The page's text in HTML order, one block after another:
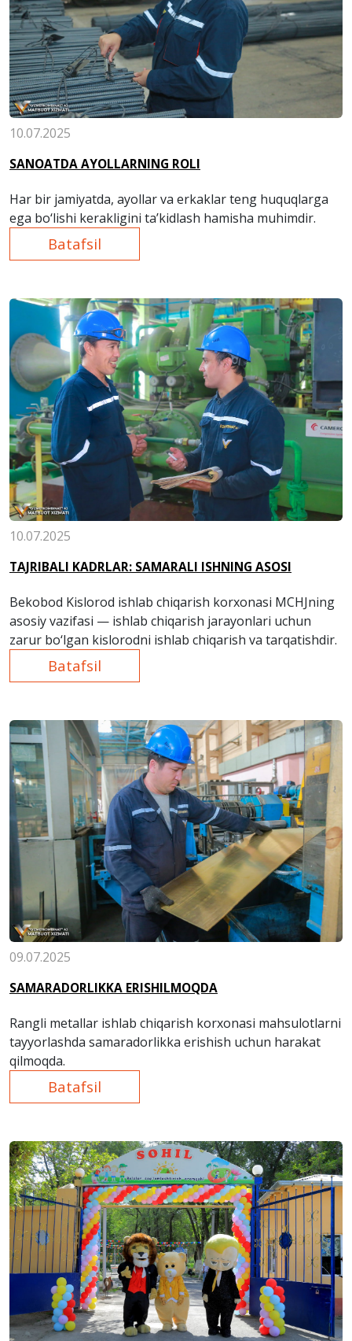
10.07.2025
SANOATDA AYOLLARNING ROLI
Har bir jamiyatda, ayollar va erkaklar teng huquqlarga
ega bo‘lishi kerakligini ta’kidlash hamisha muhimdir.
Batafsil
10.07.2025
TAJRIBALI KADRLAR: SAMARALI ISHNING ASOSI
Bekobod Kislorod ishlab chiqarish korxonasi MCHJning
asosiy vazifasi — ishlab chiqarish jarayonlari uchun
zarur bo‘lgan kislorodni ishlab chiqarish va tarqatishdir.
Batafsil
09.07.2025
SAMARADORLIKKA ERISHILMOQDA
Rangli metallar ishlab chiqarish korxonasi mahsulotlarni
tayyorlashda samaradorlikka erishish uchun harakat
qilmoqda.
Batafsil